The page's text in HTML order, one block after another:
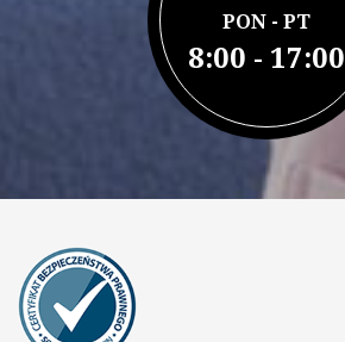
PON - PT
8:00 - 17:00